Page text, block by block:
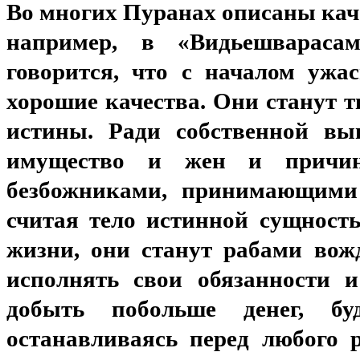
Во многих Пуранах описаны
например, в «
говорится, что с началом
хорошие качества. Они станут
истины. Ради собственной
имущество и жен и
безбожниками,
считая тело истинной
жизни, они станут рабами
исполнять свои обязанности
добыть побольше денег,
останавливаясь перед